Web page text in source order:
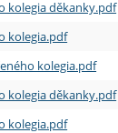
kolegia děkanky.pdf
kolegia.pdf
kolegia.pdf
kolegia děkanky.pdf
kolegia.pdf